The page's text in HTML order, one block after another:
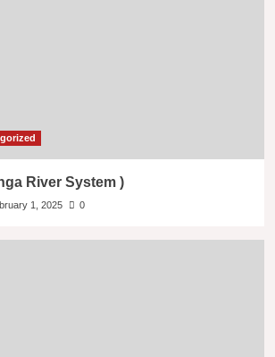
River System )
1, 2025 0